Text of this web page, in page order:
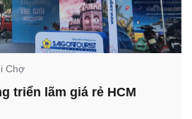
Chợ
triển lãm giá rẻ HCM